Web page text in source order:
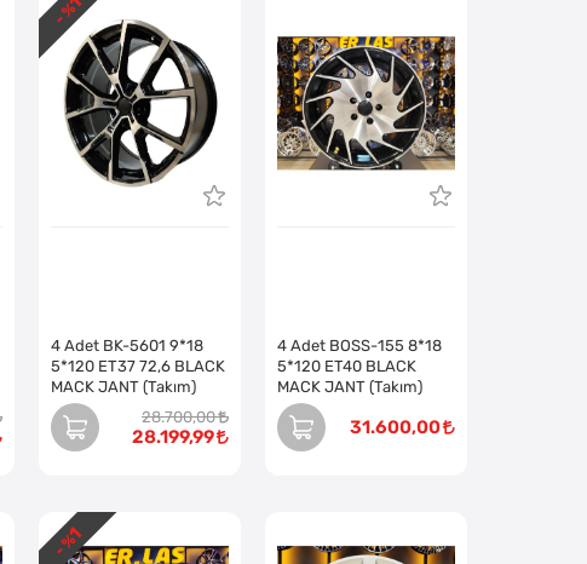
4 Adet BK-5601 9*18
5*120 ET37 72,6 BLACK
MACK JANT (Takım)
28.700,00
28.199,99
- %
4 Adet BOSS-155 8*18
5*120 ET40 BLACK
MACK JANT (Takım)
31.600,00
- %
1